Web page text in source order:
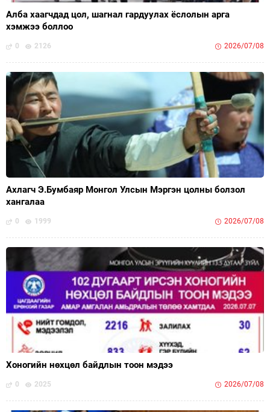
Алба хаагчдад цол, шагнал гардуулах ёслолын арга
хэмжээ боллоо
0 2126 2026/07/08
Ахлагч Э.Бумбаяр Монгол Улсын Мэргэн цолны болзол
хангалаа
0 1999 2026/07/08
Хоногийн нөхцөл байдлын тоон мэдээ
0 2025 2026/07/08